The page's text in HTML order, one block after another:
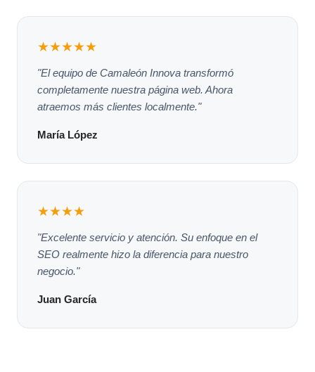
★★★★★
"El equipo de Camaleón Innova transformó
completamente nuestra página web. Ahora
atraemos más clientes localmente."
María López
★★★★
"Excelente servicio y atención. Su enfoque en el
SEO realmente hizo la diferencia para nuestro
negocio."
Juan García